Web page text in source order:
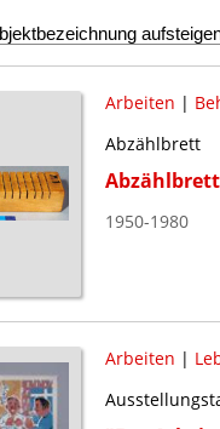
Arbeiten |
Abzählbrett
1950-1980
Arbeiten |